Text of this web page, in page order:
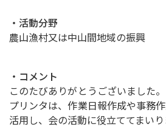
・活動分野
農山漁村又は中山間地域の振興
・コメント
このたびありがとうございました
プリンタは、作業日報作成や事務
活用し、会の活動に役立ててまいり